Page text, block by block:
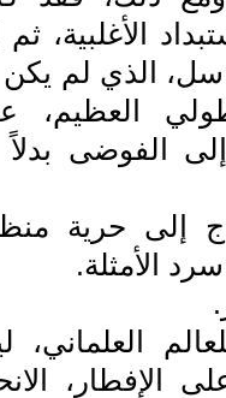
الأغلبية، ثم
راسل، الذي لم
العظيم،
الفوضى
إلى حرية
الأمثلة.
العلماني،